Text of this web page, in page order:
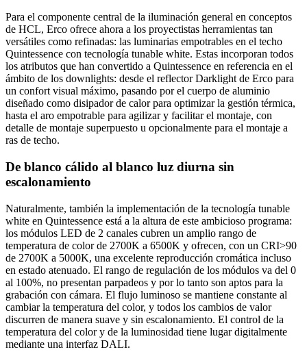
Para el componente central de la iluminación general en conceptos
de HCL, Erco ofrece ahora a los proyectistas herramientas tan
versátiles como refinadas: las luminarias empotrables en el techo
Quintessence con tecnología tunable white. Estas incorporan todos
los atributos que han convertido a Quintessence en referencia en el
ámbito de los downlights: desde el reflector Darklight de Erco para
un confort visual máximo, pasando por el cuerpo de aluminio
diseñado como disipador de calor para optimizar la gestión térmica,
hasta el aro empotrable para agilizar y facilitar el montaje, con
detalle de montaje superpuesto u opcionalmente para el montaje a
ras de techo.
De blanco cálido al blanco luz diurna sin
escalonamiento
Naturalmente, también la implementación de la tecnología tunable
white en Quintessence está a la altura de este ambicioso programa:
los módulos LED de 2 canales cubren un amplio rango de
temperatura de color de 2700K a 6500K y ofrecen, con un CRI>90
de 2700K a 5000K, una excelente reproducción cromática incluso
en estado atenuado. El rango de regulación de los módulos va del 0
al 100%, no presentan parpadeos y por lo tanto son aptos para la
grabación con cámara. El flujo luminoso se mantiene constante al
cambiar la temperatura del color, y todos los cambios de valor
discurren de manera suave y sin escalonamiento. El control de la
temperatura del color y de la luminosidad tiene lugar digitalmente
mediante una interfaz DALI.